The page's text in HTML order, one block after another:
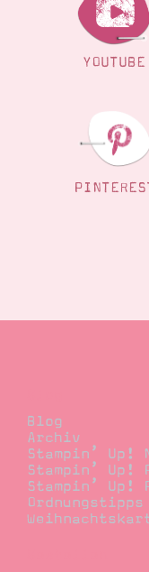
YOUTUBE
Blog
Archiv
Stampin’ Up!
Stampin’
Stampin’ Up!
Ordnungstipps